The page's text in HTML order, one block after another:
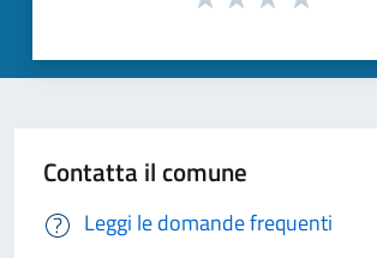
Contatta il comune
Leggi le domande frequenti